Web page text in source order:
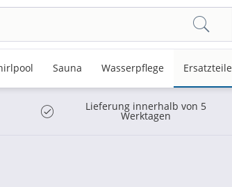
Sauna Wasserpflege Ersatzteile
Lieferung innerhalb von 5
Werktagen